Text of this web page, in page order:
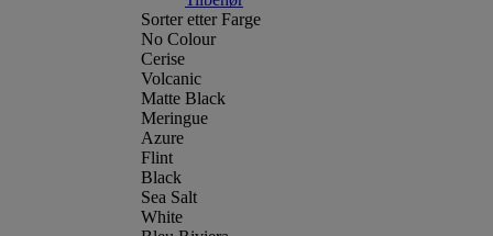
Sorter etter Farge
No Colour
Cerise
Volcanic
Matte Black
Meringue
Azure
Flint
Black
Sea Salt
White